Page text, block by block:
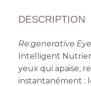
DESCRIPTION
Re:generative
Intelligent
yeux qui apaise,
instantanément :